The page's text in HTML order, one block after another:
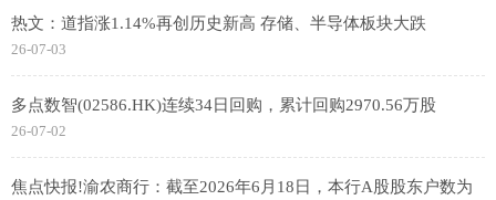
热文：道指涨1.14%再创历史新高 存储、半导体板块大跌
26-07-03
多点数智(02586.HK)连续34日回购，累计回购2970.56万股
26-07-02
焦点快报!渝农商行：截至2026年6月18日，本行A股股东户数为